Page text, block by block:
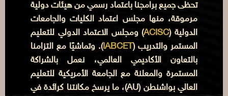
تحظى جميع برامجنا باعتماد رسمي من هيئات دولية
مرموقة، منها مجلس اعتماد الكليات والجامعات
الدولية (ACISC) ومجلس الاعتماد الدولي للتعليم
المستمر والتدريب (IABCET). وتماشيًا مع التزامنا
بالتعاون الأكاديمي العالمي، نعمل بالشراكة
المستمرة والمعلنة مع الجامعة الأمريكية للتعليم
العالي بواشنطن (AU)، ما يرسخ مكانتنا كرائدة في